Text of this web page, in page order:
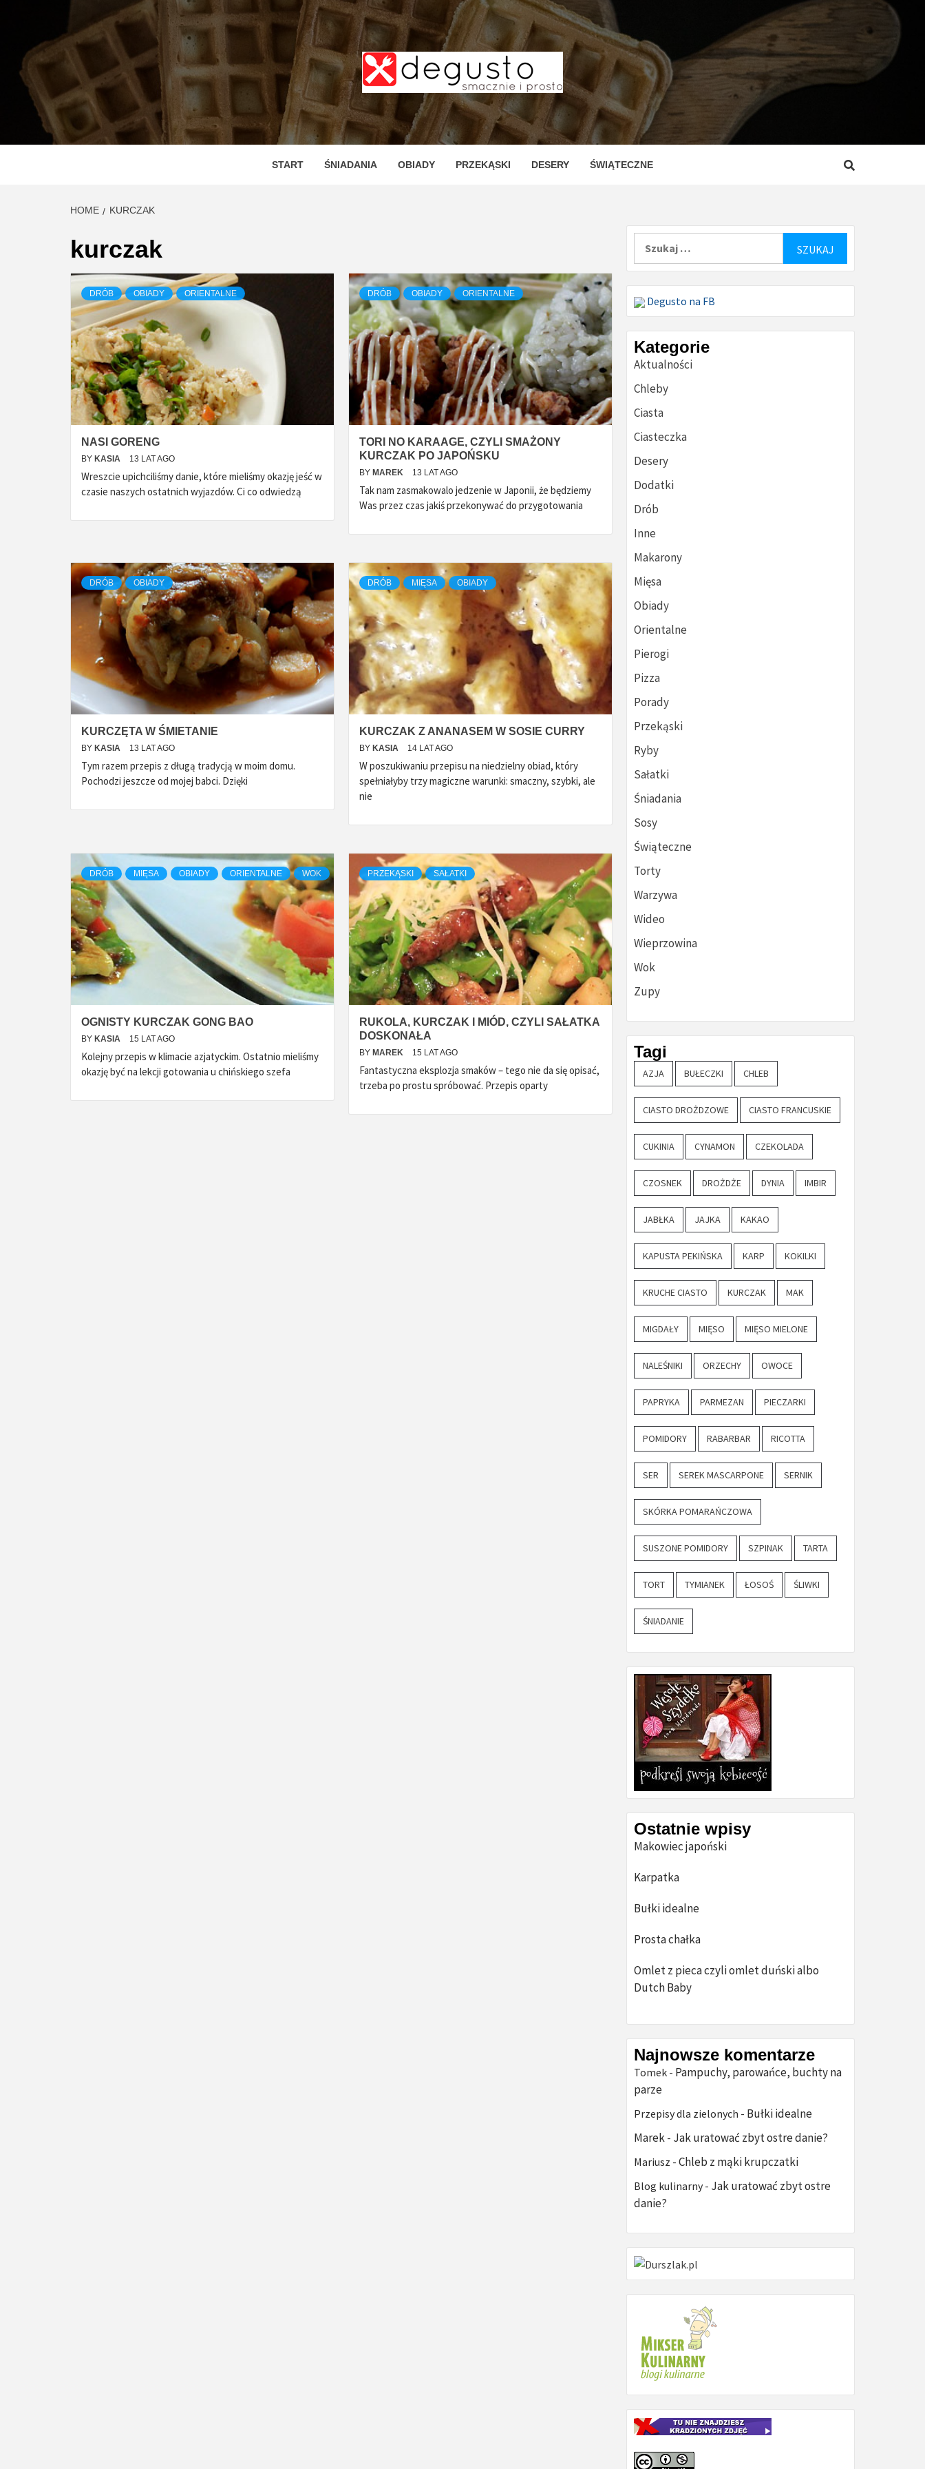
DEGUSTO – PRZEPISY
SMACZNE I PROSTE
START ŚNIADANIA OBIADY PRZEKĄSKI DESERY ŚWIĄTECZNE
HOME KURCZAK
kurczak
DRÓB OBIADY ORIENTALNE
NASI GORENG
BY KASIA 13 LAT AGO
Wreszcie upichciliśmy danie, które mieliśmy okazję jeść w
czasie naszych ostatnich wyjazdów. Ci co odwiedzą
DRÓB OBIADY ORIENTALNE
TORI NO KARAAGE, CZYLI SMAŻONY
KURCZAK PO JAPOŃSKU
BY MAREK 13 LAT AGO
Tak nam zasmakowalo jedzenie w Japonii, że będziemy
Was przez czas jakiś przekonywać do przygotowania
DRÓB OBIADY
KURCZĘTA W ŚMIETANIE
BY KASIA 13 LAT AGO
Tym razem przepis z długą tradycją w moim domu.
Pochodzi jeszcze od mojej babci. Dzięki
DRÓB MIĘSA OBIADY
KURCZAK Z ANANASEM W SOSIE CURRY
BY KASIA 14 LAT AGO
W poszukiwaniu przepisu na niedzielny obiad, który
spełniałyby trzy magiczne warunki: smaczny, szybki, ale
nie
DRÓB MIĘSA OBIADY ORIENTALNE WOK
OGNISTY KURCZAK GONG BAO
BY KASIA 15 LAT AGO
Kolejny przepis w klimacie azjatyckim. Ostatnio mieliśmy
okazję być na lekcji gotowania u chińskiego szefa
PRZEKĄSKI SAŁATKI
RUKOLA, KURCZAK I MIÓD, CZYLI SAŁATKA
DOSKONAŁA
BY MAREK 15 LAT AGO
Fantastyczna eksplozja smaków – tego nie da się opisać,
trzeba po prostu spróbować. Przepis oparty
Degusto na FB
Kategorie
Aktualności
Chleby
Ciasta
Ciasteczka
Desery
Dodatki
Drób
Inne
Makarony
Mięsa
Obiady
Orientalne
Pierogi
Pizza
Porady
Przekąski
Ryby
Sałatki
Śniadania
Sosy
Świąteczne
Torty
Warzywa
Wideo
Wieprzowina
Wok
Zupy
Tagi
AZJA BUŁECZKI CHLEB
CIASTO DROŻDZOWE CIASTO FRANCUSKIE
CUKINIA CYNAMON CZEKOLADA
CZOSNEK DROŻDŻE DYNIA IMBIR
JABŁKA JAJKA KAKAO
KAPUSTA PEKIŃSKA KARP KOKILKI
KRUCHE CIASTO KURCZAK MAK
MIGDAŁY MIĘSO MIĘSO MIELONE
NALEŚNIKI ORZECHY OWOCE
PAPRYKA PARMEZAN PIECZARKI
POMIDORY RABARBAR RICOTTA
SER SEREK MASCARPONE SERNIK
SKÓRKA POMARAŃCZOWA
SUSZONE POMIDORY SZPINAK TARTA
TORT TYMIANEK ŁOSOŚ ŚLIWKI
ŚNIADANIE
Ostatnie wpisy
Makowiec japoński
Karpatka
Bułki idealne
Prosta chałka
Omlet z pieca czyli omlet duński albo
Dutch Baby
Najnowsze komentarze
Tomek - Pampuchy, parowańce, buchty na
parze
Przepisy dla zielonych - Bułki idealne
Marek - Jak uratować zbyt ostre danie?
Mariusz - Chleb z mąki krupczatki
Blog kulinarny- Jak uratować zbyt ostre
danie?